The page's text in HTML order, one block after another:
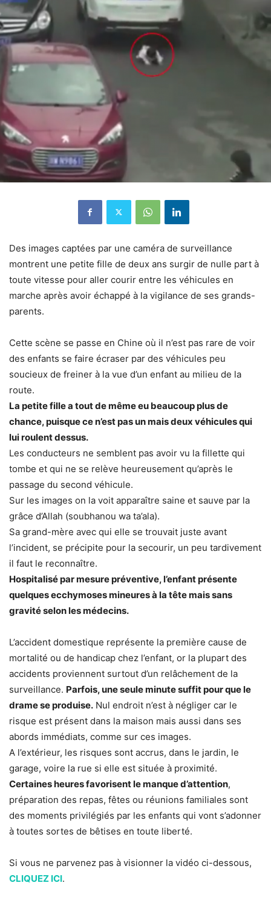
Des images captées par une caméra de surveillance
montrent une petite fille de deux ans surgir de nulle part à
toute vitesse pour aller courir entre les véhicules en
marche après avoir échappé à la vigilance de ses grands-
parents.
Cette scène se passe en Chine où il n’est pas rare de voir
des enfants se faire écraser par des véhicules peu
soucieux de freiner à la vue d’un enfant au milieu de la
route.
La petite fille a tout de même eu beaucoup plus de
chance, puisque ce n’est pas un mais deux véhicules qui
lui roulent dessus.
Les conducteurs ne semblent pas avoir vu la fillette qui
tombe et qui ne se relève heureusement qu’après le
passage du second véhicule.
Sur les images on la voit apparaître saine et sauve par la
grâce d’Allah (soubhanou wa ta’ala).
Sa grand-mère avec qui elle se trouvait juste avant
l’incident, se précipite pour la secourir, un peu tardivement
il faut le reconnaître.
Hospitalisé par mesure préventive, l’enfant présente
quelques ecchymoses mineures à la tête mais sans
gravité selon les médecins.
L’accident domestique représente la première cause de
mortalité ou de handicap chez l’enfant, or la plupart des
accidents proviennent surtout d’un relâchement de la
surveillance. Parfois, une seule minute suffit pour que le
drame se produise. Nul endroit n’est à négliger car le
risque est présent dans la maison mais aussi dans ses
abords immédiats, comme sur ces images.
A l’extérieur, les risques sont accrus, dans le jardin, le
garage, voire la rue si elle est située à proximité.
Certaines heures favorisent le manque d’attention,
préparation des repas, fêtes ou réunions familiales sont
des moments privilégiés par les enfants qui vont s’adonner
à toutes sortes de bêtises en toute liberté.
Si vous ne parvenez pas à visionner la vidéo ci-dessous,
CLIQUEZ ICI.